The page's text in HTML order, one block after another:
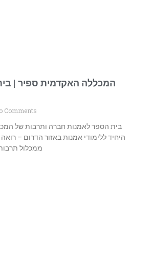
המכללה האקדמית ספיר |
Comments
בית הספר לאמנות חברה ותרבות של
היחיד ללימודי אמנות באזור הדרום –
ממכלול